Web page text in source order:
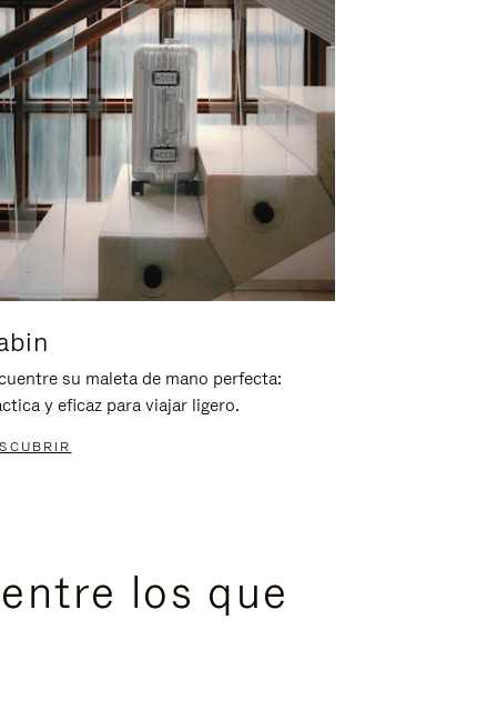
su maleta de mano perfecta:
y eficaz para viajar ligero.
los que